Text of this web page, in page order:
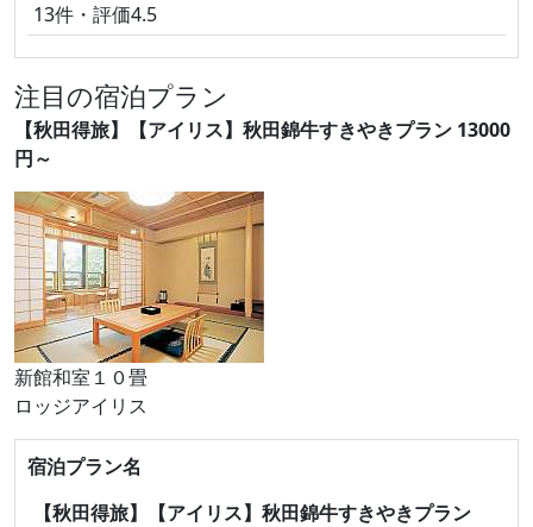
13件・評価4.5
注目の宿泊プラン
【秋田得旅】【アイリス】秋田錦牛すきやきプラン 13000
円～
新館和室１０畳
ロッジアイリス
宿泊プラン名
【秋田得旅】【アイリス】秋田錦牛すきやきプラン